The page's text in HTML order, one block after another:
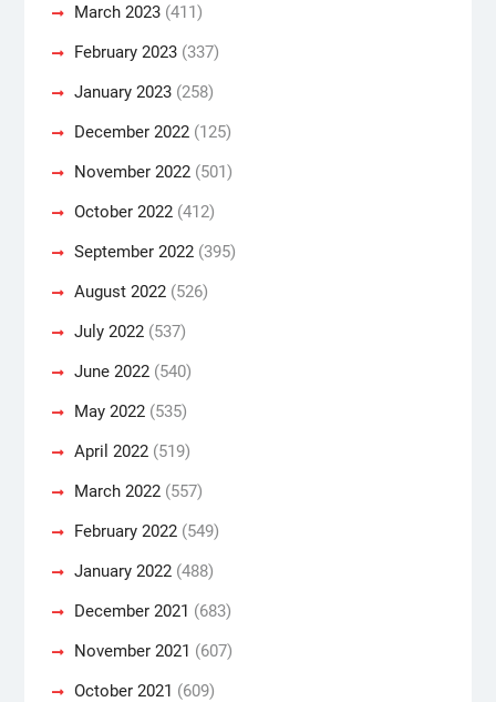
March 2023(411)
February 2023(337)
January 2023(258)
December 2022(125)
November 2022(501)
October 2022(412)
September 2022(395)
August 2022(526)
July 2022(537)
June 2022(540)
May 2022(535)
April 2022(519)
March 2022(557)
February 2022(549)
January 2022(488)
December 2021 (683)
November 2021 (607)
October 2021 (609)